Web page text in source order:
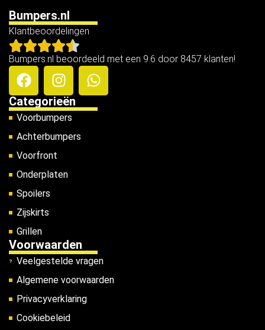
Bumpers.nl
Klantbeoordelingen
Bumpers.nl beoordeeld met een 9.6 door 8457 klanten!
Categorieën
Voorbumpers
Achterbumpers
Voorfront
Onderplaten
Spoilers
Zijskirts
Grillen
Voorwaarden
Veelgestelde vragen
Algemene voorwaarden
Privacyverklaring
Cookiebeleid